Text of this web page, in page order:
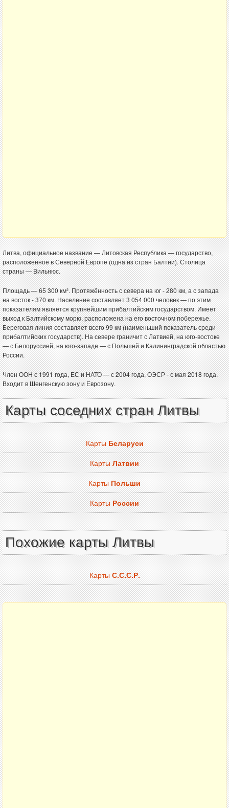
Литва, официальное название — Литовская Республика — государство,
расположенное в Северной Европе (одна из стран Балтии). Столица
страны — Вильнюс.
Площадь — 65 300 км². Протяжённость с севера на юг - 280 км, а с запада
на восток - 370 км. Население составляет 3 054 000 человек — по этим
показателям является крупнейшим прибалтийским государством. Имеет
выход к Балтийскому морю, расположена на его восточном побережье.
Береговая линия составляет всего 99 км (наименьший показатель среди
прибалтийских государств). На севере граничит с Латвией, на юго-востоке
— с Белоруссией, на юго-западе — с Польшей и Калининградской областью
России.
Член ООН с 1991 года, ЕС и НАТО — с 2004 года, ОЭСР - с мая 2018 года.
Входит в Шенгенскую зону и Еврозону.
Карты соседних стран Литвы
КартыБеларуси
КартыЛатвии
КартыПольши
КартыРоссии
Похожие карты Литвы
КартыС.С.С.Р.